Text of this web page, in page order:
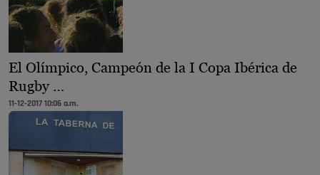
El Olímpico, Campeón de la I Copa Ibérica de
Rugby …
11-12-2017 10:06 a.m.